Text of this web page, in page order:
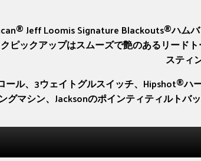
Jeff Loomis Signature Blackouts®ハム
ピックアップはスムーズで艶のあるリード
スティ
ール、3ウェイトグルスイッチ、Hipshot®
グマシン、Jacksonのポインティティルト